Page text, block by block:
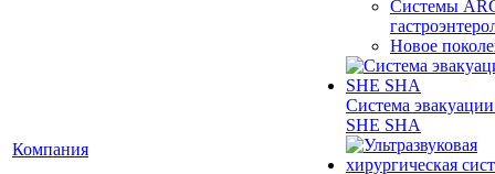
Компания
Системы
Новое
Система
SHE SHA